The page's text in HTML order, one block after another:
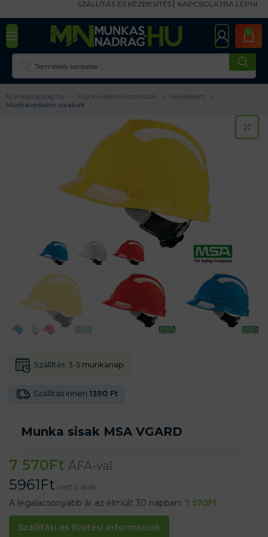
SZÁLLÍTÁS ÉS KÉZBESÍTÉS KAPCSOLATBA LÉPNI
0
Munkasnadrag.hu Munkavédelmi eszközök
Fejvédelem
Munkavédelmi sisakok
Munka sisak MSA VGARD
Szállítás innen 1390 Ft
Szállítás: 3-5 munkanap
7 570Ft ÁFA-val
5961Ft nettó árak
A legalacsonyabb ár az elmúlt 30 napban: 7 570Ft
Szállítási és fizetési információk